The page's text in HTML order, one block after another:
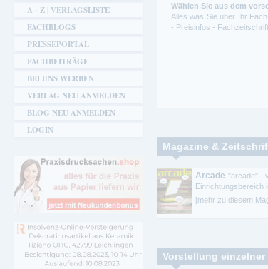
Wählen Sie aus dem
Alles was Sie über Ihr
- Preisinfos -
Magazine &
Arcade "arcade"
Einrichtungsbereich
[mehr zu diesem
Vorstellung
A - Z | VERLAGSLISTE
FACHBLOGS
PRESSEPORTAL
FACHBEITRÄGE
BEI UNS WERBEN
VERLAG NEU ANMELDEN
BLOG NEU ANMELDEN
LOGIN